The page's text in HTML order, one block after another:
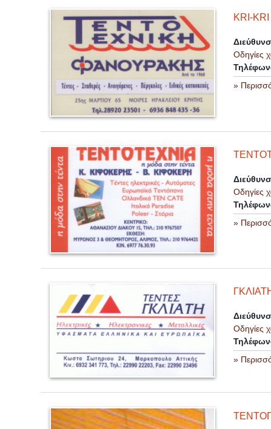
KRI-
Οδηγίες
»
Οδηγίες
»
Οδηγίες
»